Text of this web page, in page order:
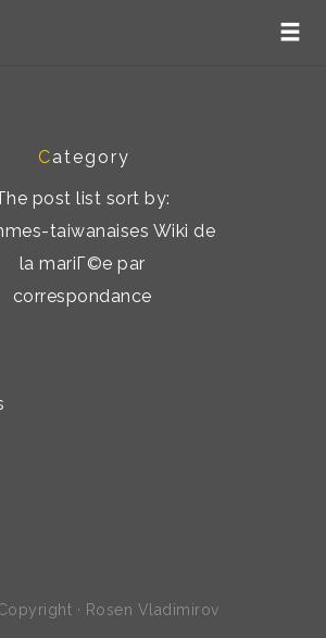
Category
post list sort by:
taiwanaises Wiki de
la mariГ©e par
correspondance
· Rosen Vladimirov